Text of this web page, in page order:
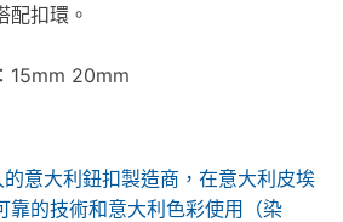
配扣環。
15mm 20mm
意大利鈕扣製造商，在意大利皮埃
靠的技術和意大利色彩使用（染